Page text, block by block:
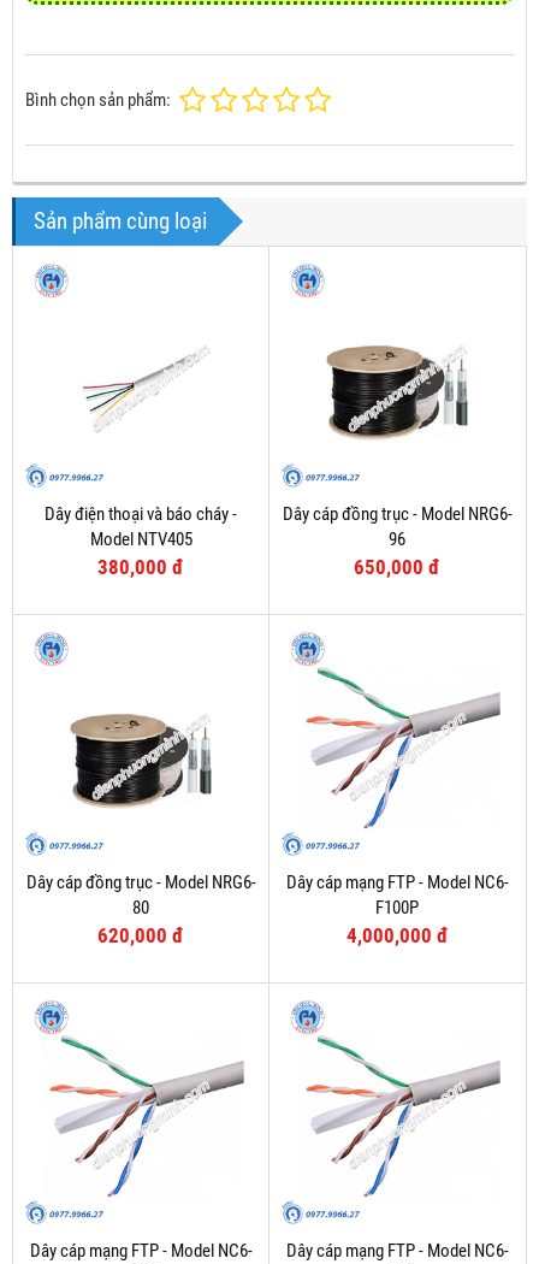
Bình chọn sản phẩm:
Sản phẩm cùng loại
Dây điện thoại và báo cháy -
Model NTV405
380,000 đ
Dây cáp đồng trục - Model NRG6-
96
650,000 đ
Dây cáp đồng trục - Model NRG6-
80
620,000 đ
Dây cáp mạng FTP - Model NC6-
F100P
4,000,000 đ
Dây cáp mạng FTP - Model NC6-
Dây cáp mạng FTP - Model NC6-